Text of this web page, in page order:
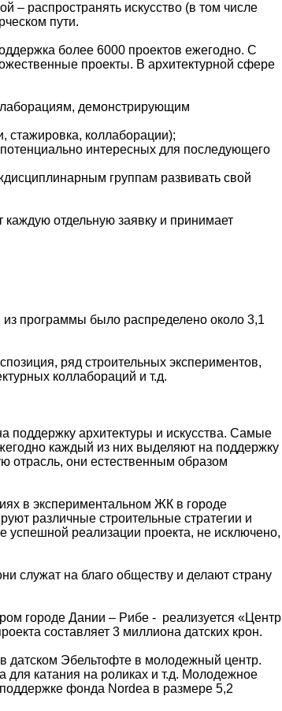
– распространять искусство (в том числе
пути.
более 6000 проектов ежегодно. С
проекты. В архитектурной сфере
демонстрирующим
стажировка, коллаборации);
интересных для последующего
группам развивать свой
каждую отдельную заявку и принимает
из программы было распределено около 3,1
ряд строительных экспериментов,
коллабораций и т.д.
поддержку архитектуры и искусства. Самые
каждый из них выделяют на поддержку
отрасль, они естественным образом
в экспериментальном ЖК в городе
различные строительные стратегии и
успешной реализации проекта, не исключено,
служат на благо обществу и делают страну
городе Дании – Рибе - реализуется «Центр
составляет 3 миллиона датских крон.
датском Эбельтофте в молодежный центр.
катания на роликах и т.д. Молодежное
фонда Nordea в размере 5,2